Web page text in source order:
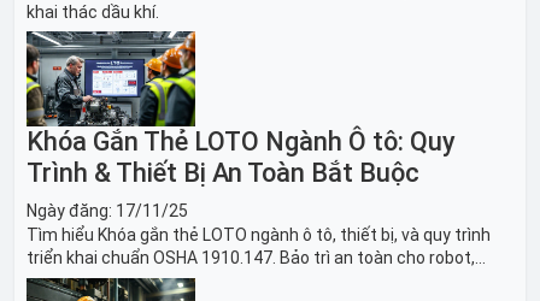
khai thác dầu khí.
Khóa Gắn Thẻ LOTO Ngành Ô tô: Quy
Trình & Thiết Bị An Toàn Bắt Buộc
Ngày đăng: 17/11/25
Tìm hiểu Khóa gắn thẻ LOTO ngành ô tô, thiết bị, và quy trình
triển khai chuẩn OSHA 1910.147. Bảo trì an toàn cho robot,
băng tải sản xuất ô tô và dây chuyền lắp ráp xe hơi.